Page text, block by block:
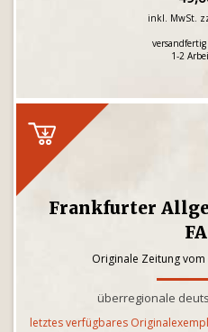
inkl. MwSt.
1-2
Frankfurter
Originale Zeitung vom
überregionale
letztes verfügbares